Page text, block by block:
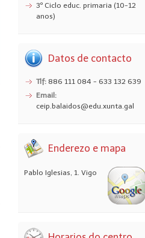
3º Ciclo educ. primaria (10-12
anos)
Datos de contacto
Tlf: 886 111 084 - 633 132 639
Email:
ceip.balaidos@edu.xunta.gal
Enderezo e mapa
Pablo Iglesias, 1. Vigo